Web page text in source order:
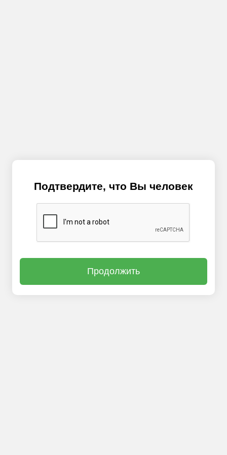
Подтвердите, что Вы человек
Продолжить